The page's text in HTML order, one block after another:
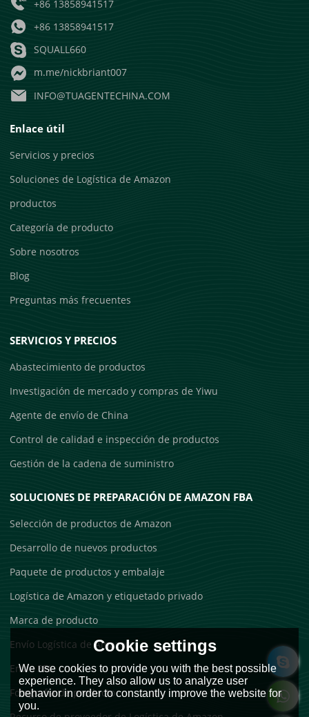
+86 13858941517
+86 13858941517
SQUALL660
m.me/nickbriant007
INFO@TUAGENTECHINA.COM
Enlace útil
Servicios y precios
Soluciones de Logística de Amazon
productos
Categoría de producto
Sobre nosotros
Blog
Preguntas más frecuentes
SERVICIOS Y PRECIOS
Abastecimiento de productos
Investigación de mercado y compras de Yiwu
Agente de envío de China
Control de calidad e inspección de productos
Gestión de la cadena de suministro
SOLUCIONES DE PREPARACIÓN DE AMAZON FBA
Selección de productos de Amazon
Desarrollo de nuevos productos
Paquete de productos y embalaje
Logística de Amazon y etiquetado privado
Marca de producto
Envío Logística de Amazon
Envío 3PL
Fotografía de producto
Cookie settings
We use cookies to provide you with the best possible
experience. They also allow us to analyze user
behavior in order to constantly improve the website for
you.